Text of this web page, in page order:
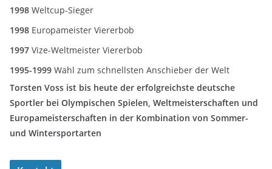
1998 Weltcup-Sieger
1998 Europameister Viererbob
1997 Vize-Weltmeister Viererbob
1995-1999 Wahl zum schnellsten Anschieber der Welt
Torsten Voss ist bis heute der erfolgreichste deutsche
Sportler bei Olympischen Spielen, Weltmeisterschaften und
Europameisterschaften in der Kombination von Sommer-
und Wintersportarten